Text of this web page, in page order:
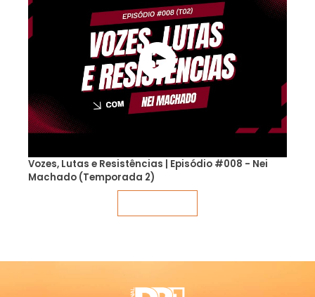
Vozes, Lutas e Resistências | Episódio #008 - Nei
Machado (Temporada 2)